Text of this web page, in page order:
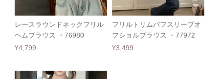
レースラウンドネックフリル
ヘムブラウス ・76980
¥4,799
フリルトリムパフスリーブオ
フショルブラウス ・77972
¥3,499